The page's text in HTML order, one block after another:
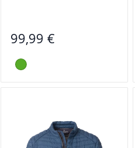
99,99 €